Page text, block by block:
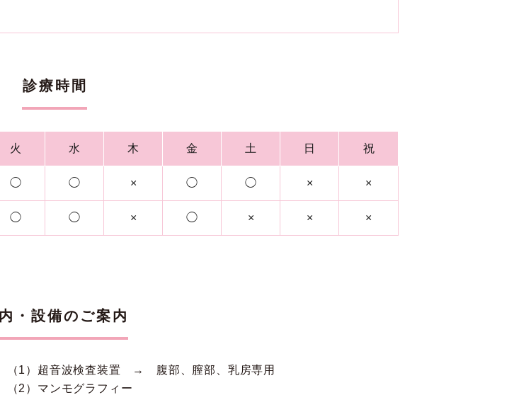
診療時間
火 水 木 金 土 日 祝
◯ ◯ × ◯ ◯ × ×
◯ ◯ × ◯ × × ×
・設備のご案内
（1）超音波検査装置 → 腹部、膣部、乳房専用
（2）マンモグラフィー